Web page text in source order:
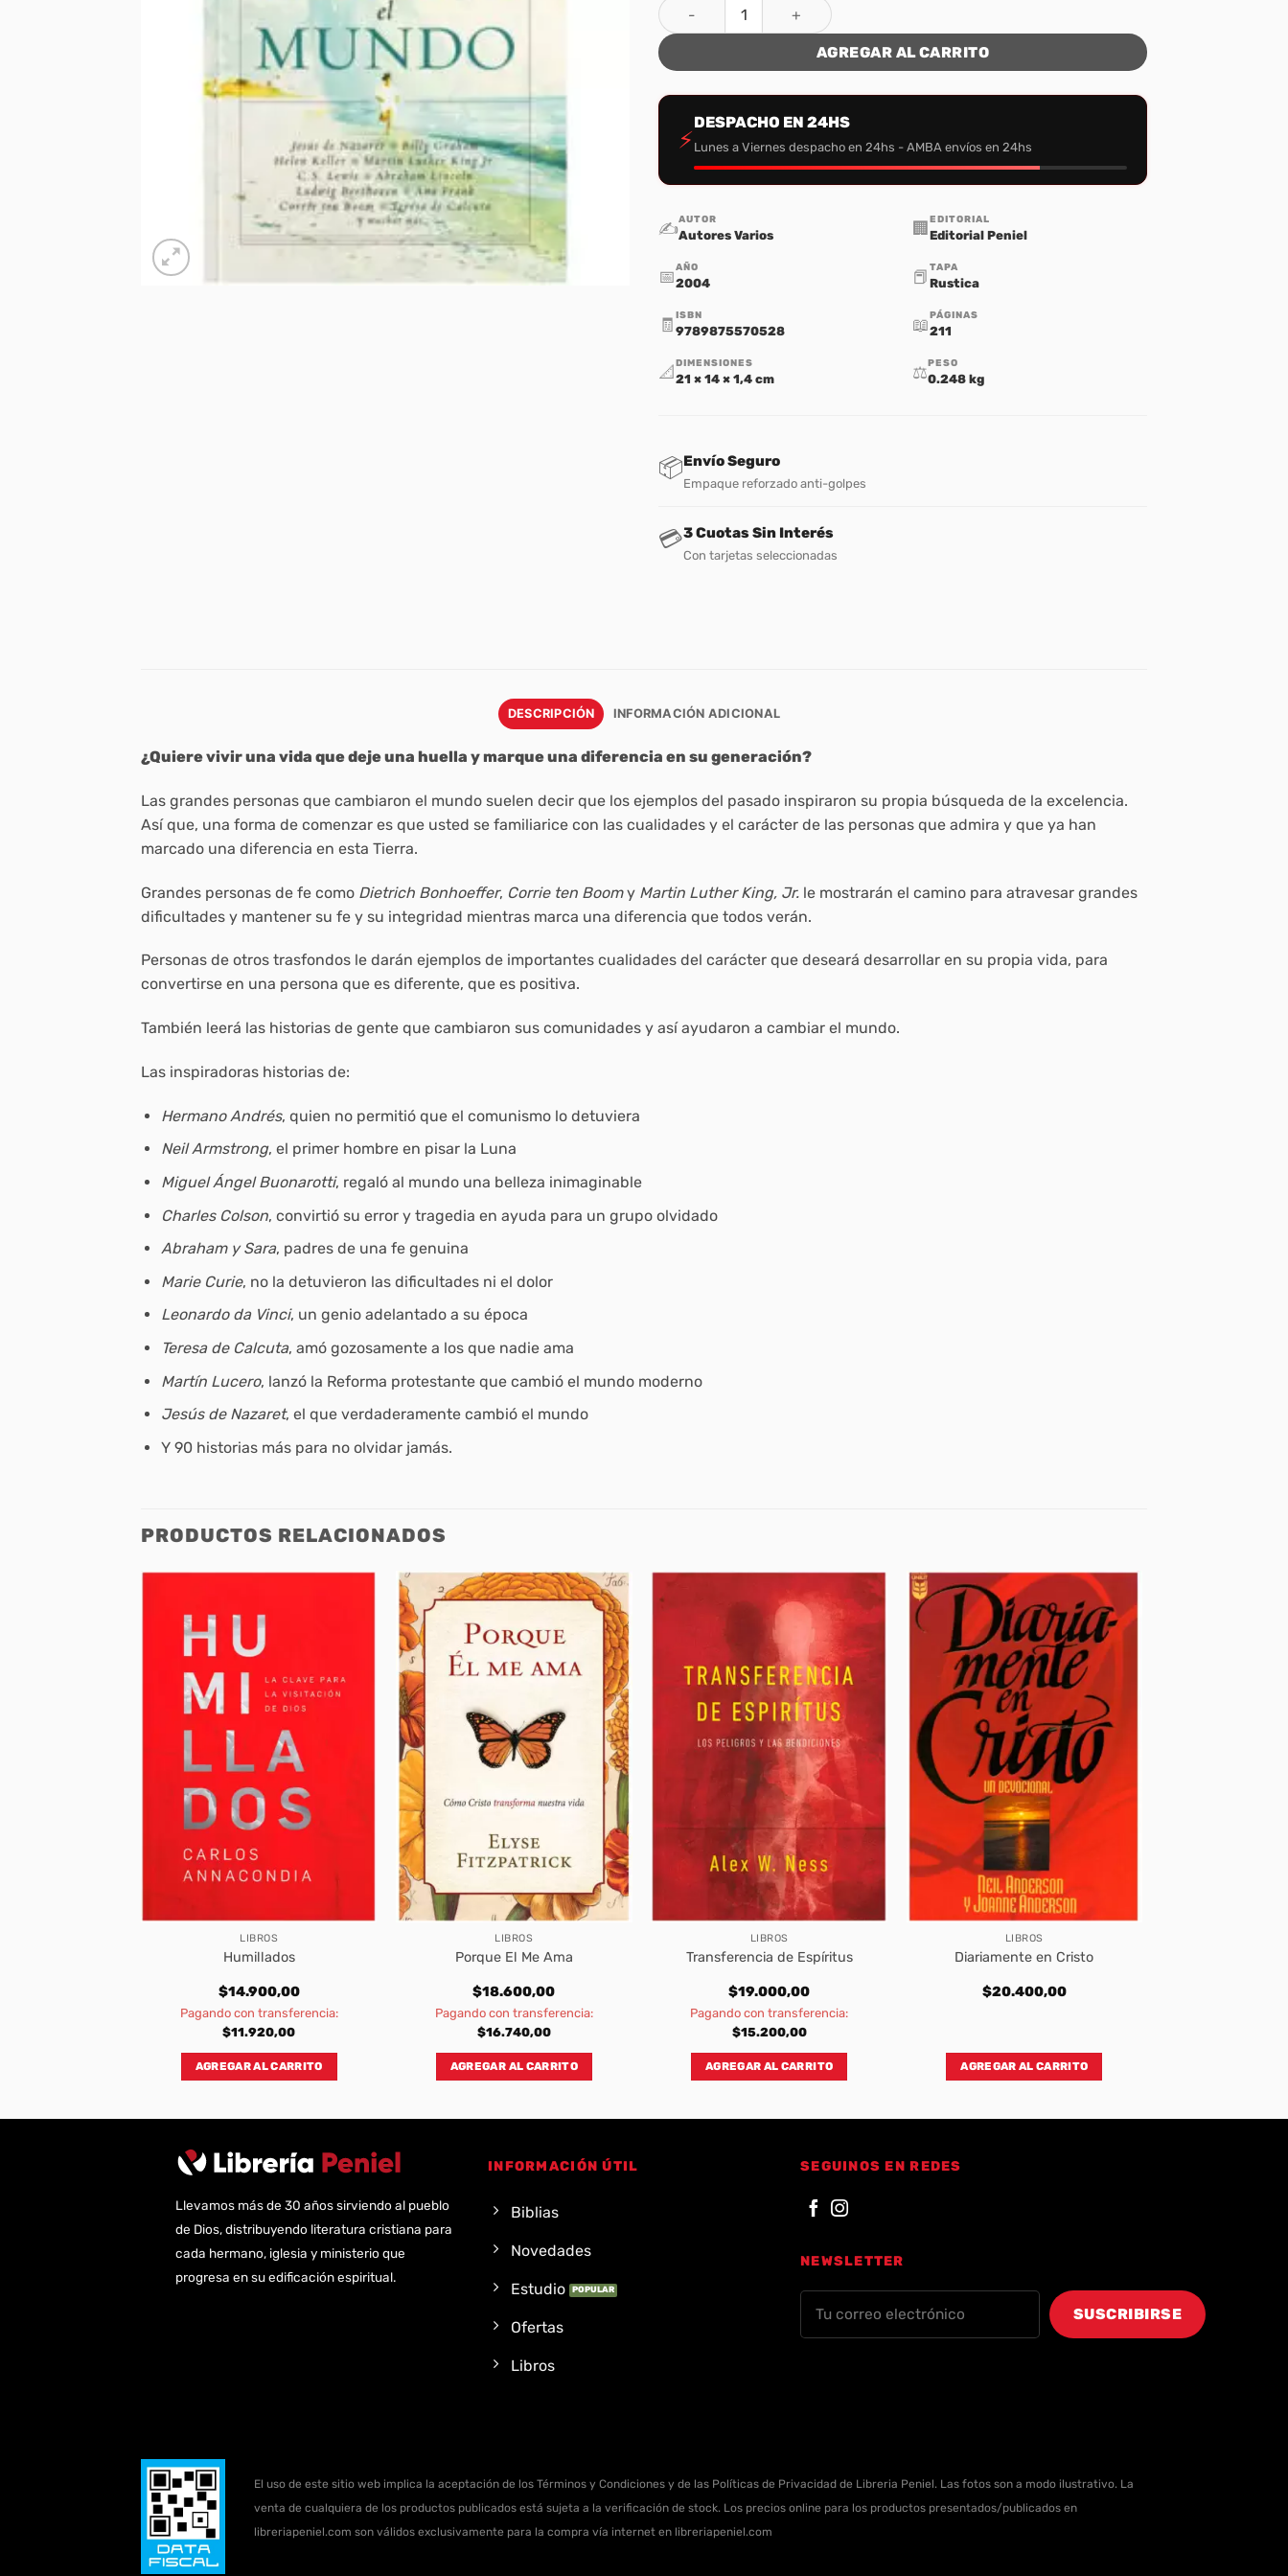
Puedes Cambiar el Mundo cantidad
AGREGAR AL CARRITO
⚡
DESPACHO EN 24HS
Lunes a Viernes despacho en 24hs - AMBA envíos en 24hs
✍️AUTOR
Autores Varios 🏢 EDITORIAL
Editorial Peniel
📅AÑO
2004 📕 TAPA
Rustica
🧾 ISBN
9789875570528 📖PÁGINAS
211
📐 DIMENSIONES
21 × 14 × 1,4 cm ⚖️PESO
0.248 kg
📦Envío Seguro
Empaque reforzado anti-golpes
💳3 Cuotas Sin Interés
Con tarjetas seleccionadas
DESCRIPCIÓN INFORMACIÓN ADICIONAL
¿Quiere vivir una vida que deje una huella y marque una diferencia en su generación?
Las grandes personas que cambiaron el mundo suelen decir que los ejemplos del pasado inspiraron su propia búsqueda de la excelencia.
Así que, una forma de comenzar es que usted se familiarice con las cualidades y el carácter de las personas que admira y que ya han
marcado una diferencia en esta Tierra.
Grandes personas de fe como Dietrich Bonhoeffer, Corrie ten Boomy Martin Luther King, Jr. le mostrarán el camino para atravesar grandes
dificultades y mantener su fe y su integridad mientras marca una diferencia que todos verán.
Personas de otros trasfondos le darán ejemplos de importantes cualidades del carácter que deseará desarrollar en su propia vida, para
convertirse en una persona que es diferente, que es positiva.
También leerá las historias de gente que cambiaron sus comunidades y así ayudaron a cambiar el mundo.
Las inspiradoras historias de:
Hermano Andrés, quien no permitió que el comunismo lo detuviera
Neil Armstrong, el primer hombre en pisar la Luna
Miguel Ángel Buonarotti, regaló al mundo una belleza inimaginable
Charles Colson, convirtió su error y tragedia en ayuda para un grupo olvidado
Abraham y Sara, padres de una fe genuina
Marie Curie, no la detuvieron las dificultades ni el dolor
Leonardo da Vinci, un genio adelantado a su época
Teresa de Calcuta, amó gozosamente a los que nadie ama
Martín Lucero, lanzó la Reforma protestante que cambió el mundo moderno
Jesús de Nazaret, el que verdaderamente cambió el mundo
Y 90 historias más para no olvidar jamás.
PRODUCTOS RELACIONADOS
LIBROS
Humillados
$14.900,00
Pagando con transferencia:
$11.920,00
AGREGAR AL CARRITO
LIBROS
Porque El Me Ama
$18.600,00
Pagando con transferencia:
$16.740,00
AGREGAR AL CARRITO
LIBROS
Transferencia de Espíritus
$19.000,00
Pagando con transferencia:
$15.200,00
AGREGAR AL CARRITO
LIBROS
Diariamente en Cristo
$20.400,00
AGREGAR AL CARRITO
Llevamos más de 30 años sirviendo al pueblo
de Dios, distribuyendo literatura cristiana para
cada hermano, iglesia y ministerio que
progresa en su edificación espiritual.
INFORMACIÓN ÚTIL
Biblias
Novedades
Estudio
Ofertas
Libros
SEGUINOS EN REDES
NEWSLETTER
El uso de este sitio web implica la aceptación de los Términos y Condiciones y de las Políticas de Privacidad de Libreria Peniel. Las fotos son a modo ilustrativo. La
venta de cualquiera de los productos publicados está sujeta a la verificación de stock. Los precios online para los productos presentados/publicados en
libreriapeniel.com son válidos exclusivamente para la compra vía internet en libreriapeniel.com